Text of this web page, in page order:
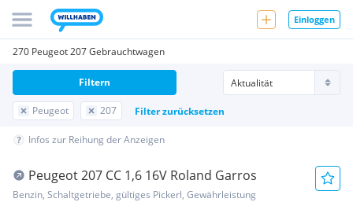
Einloggen
270 Peugeot 207 Gebrauchtwagen
Peugeot 207 Filter zurücksetzen
Filtern
Infos zur Reihung der Anzeigen
Peugeot 207 CC 1,6 16V Roland Garros
Benzin, Schaltgetriebe, gültiges Pickerl, Gewährleistung